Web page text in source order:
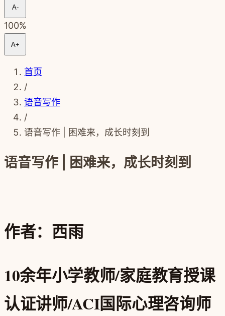
A-
100%
A+
首页
/
语音写作
/
语音写作 | 困难来，成长时刻到
语音写作 | 困难来，成长时刻到
作者：西雨
10余年小学教师/家庭教育授课
认证讲师/ACI国际心理咨询师